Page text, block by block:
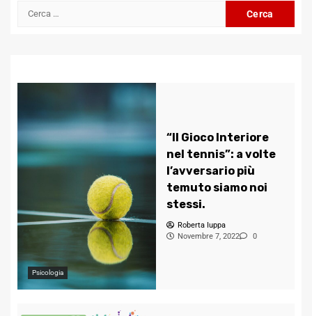
Ricerca
Psicologia
“Il Gioco Interiore
nel tennis”: a volte
l’avversario più
temuto siamo noi
stessi.
Roberta Iuppa
Novembre 7, 2022
0